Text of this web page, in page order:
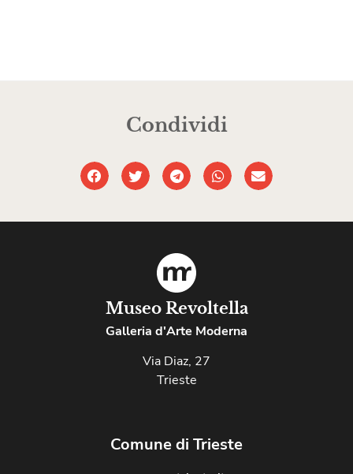
Condividi
Museo Revoltella
Galleria d'Arte Moderna
Via Diaz, 27
Trieste
Comune di Trieste